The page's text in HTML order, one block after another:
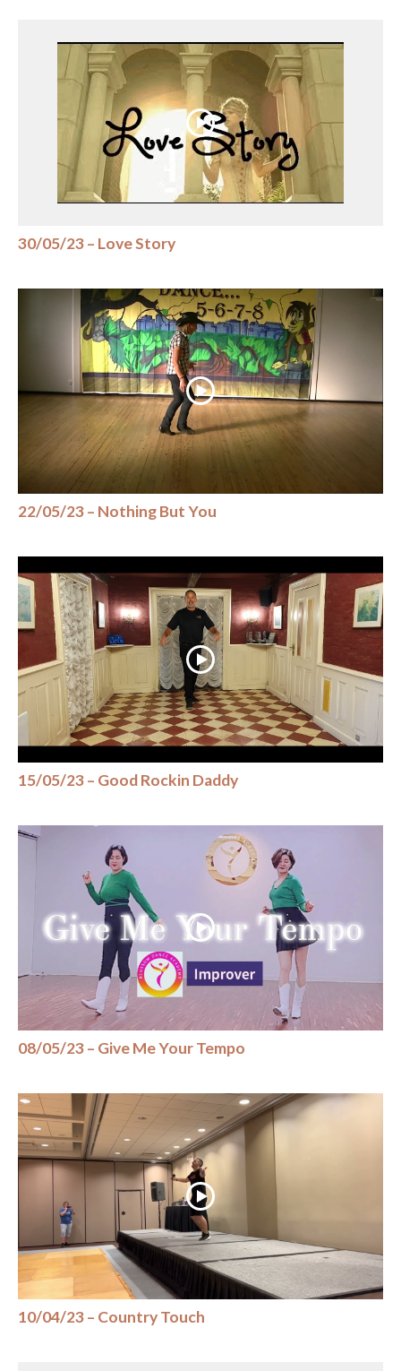
30/05/23 – Love Story
22/05/23 – Nothing But You
15/05/23 – Good Rockin Daddy
08/05/23 – Give Me Your Tempo
10/04/23 – Country Touch